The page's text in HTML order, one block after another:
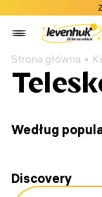
Strona główna
Według
Discovery